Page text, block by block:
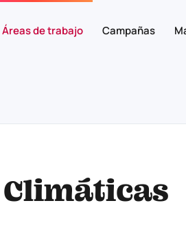
Áreas de trabajo Campañas